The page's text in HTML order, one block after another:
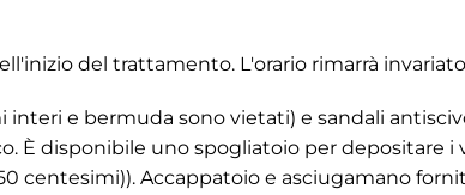
del trattamento. L'orario rimarrà
interi e bermuda sono vietati) e sandali
È disponibile uno spogliatoio per depositare i
centesimi)). Accappatoio e asciugamano